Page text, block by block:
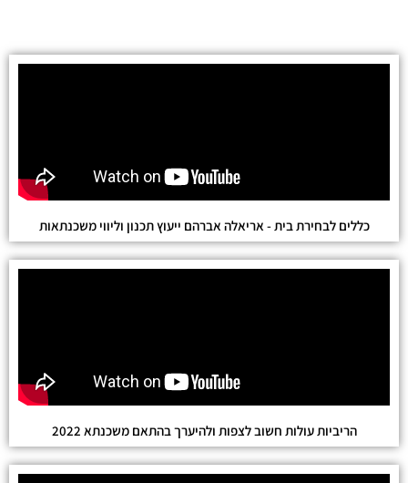
כללים לבחירת בית - אריאלה אברהם ייעוץ תכנון וליווי משכנתאות
הריביות עולות חשוב לצפות ולהיערך בהתאם משכנתא 2022